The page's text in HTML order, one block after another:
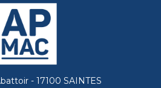
- 17100 SAINTES